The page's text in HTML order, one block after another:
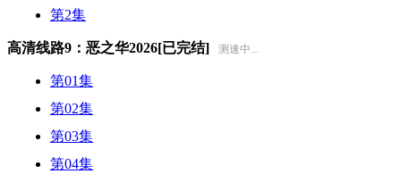
第2集
高清线路9：恶之华2026[已完结] 测速中...
第01集
第02集
第03集
第04集